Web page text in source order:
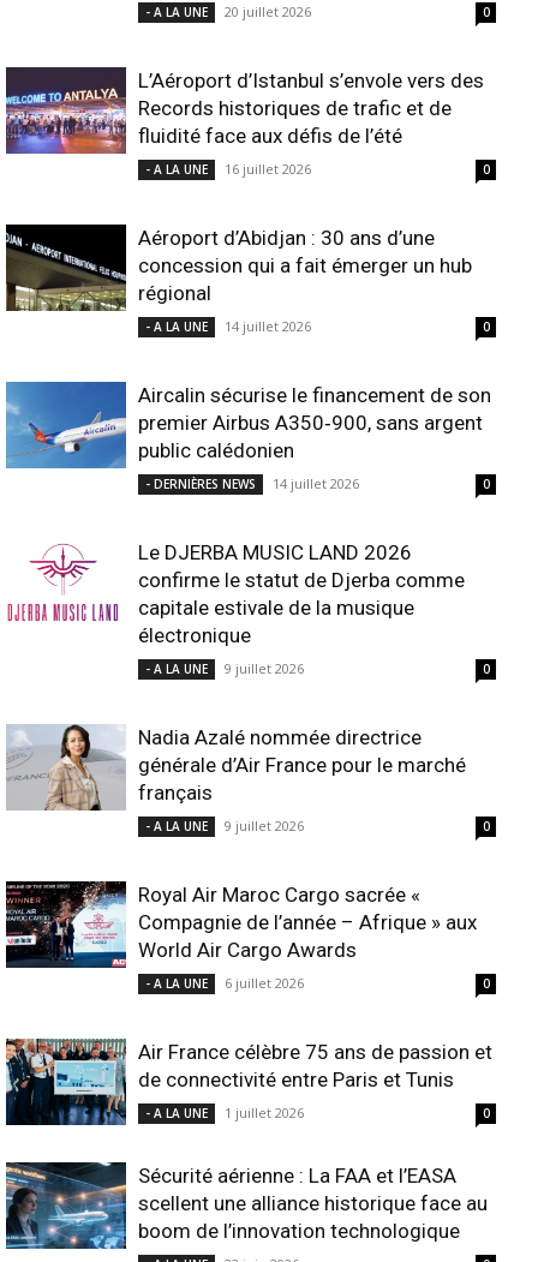
- A LA UNE 20 juillet 2026 0
L’Aéroport d’Istanbul s’envole vers des
Records historiques de trafic et de
fluidité face aux défis de l’été
- A LA UNE 16 juillet 2026 0
Aéroport d’Abidjan : 30 ans d’une
concession qui a fait émerger un hub
régional
- A LA UNE 14 juillet 2026 0
Aircalin sécurise le financement de son
premier Airbus A350‑900, sans argent
public calédonien
- DERNIÈRES NEWS 14 juillet 2026 0
Le DJERBA MUSIC LAND 2026
confirme le statut de Djerba comme
capitale estivale de la musique
électronique
- A LA UNE 9 juillet 2026 0
Nadia Azalé nommée directrice
générale d’Air France pour le marché
français
- A LA UNE 9 juillet 2026 0
Royal Air Maroc Cargo sacrée «
Compagnie de l’année – Afrique » aux
World Air Cargo Awards
- A LA UNE 6 juillet 2026 0
Air France célèbre 75 ans de passion et
de connectivité entre Paris et Tunis
- A LA UNE 1 juillet 2026 0
Sécurité aérienne : La FAA et l’EASA
scellent une alliance historique face au
boom de l’innovation technologique